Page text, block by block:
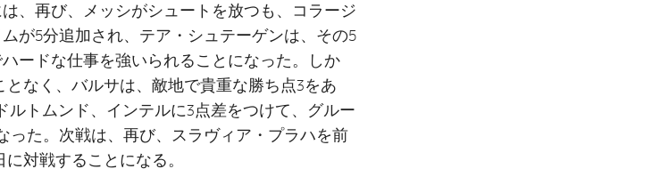
、再び、メッシがシュートを放つも、コラージ
が5分追加され、テア・シュテーゲンは、その5
ードな仕事を強いられることになった。しか
となく、バルサは、敵地で貴重な勝ち点3をあ
ルトムンド、インテルに3点差をつけて、グルー
った。次戦は、再び、スラヴィア・プラハを前
対戦することになる。